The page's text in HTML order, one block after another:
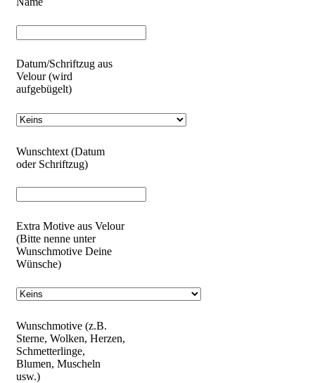
Datum/Schriftzug aus
Velour (wird
aufgebügelt)
Wunschtext (Datum
oder Schriftzug)
Extra Motive aus Velour
(Bitte nenne unter
Wunschmotive Deine
Wünsche)
Wunschmotive (z.B.
Sterne, Wolken, Herzen,
Schmetterlinge,
Blumen, Muscheln
usw.)